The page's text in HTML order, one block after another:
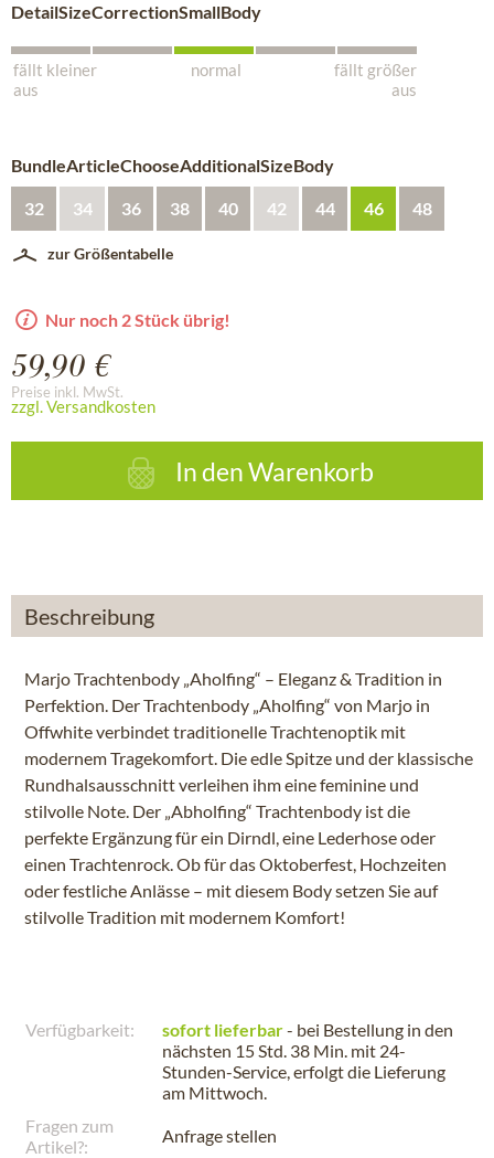
DetailSizeCorrectionSmallBody
fällt kleiner
aus
normal
fällt größer
aus
BundleArticleChooseAdditionalSizeBody
32 34 36 38 40 42 44 46 48
zur Größentabelle
Nur noch 2 Stück übrig!
59,90 €
Preise inkl. MwSt.
zzgl. Versandkosten
In denWarenkorb
Beschreibung
Marjo Trachtenbody „Aholfing“ – Eleganz & Tradition in
Perfektion. Der Trachtenbody „Aholfing“ von Marjo in
Offwhite verbindet traditionelle Trachtenoptik mit
modernem Tragekomfort. Die edle Spitze und der klassische
Rundhalsausschnitt verleihen ihm eine feminine und
stilvolle Note. Der „Abholfing“ Trachtenbody ist die
perfekte Ergänzung für ein Dirndl, eine Lederhose oder
einen Trachtenrock. Ob für das Oktoberfest, Hochzeiten
oder festliche Anlässe – mit diesem Body setzen Sie auf
stilvolle Tradition mit modernem Komfort!
Verfügbarkeit: sofort lieferbar- bei Bestellung in den
nächsten 15 Std. 38 Min. mit 24-
Stunden-Service, erfolgt die Lieferung
am Mittwoch.
Fragen zum
Artikel?:
Anfrage stellen